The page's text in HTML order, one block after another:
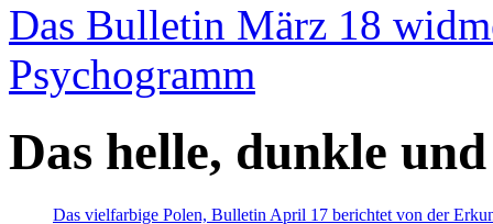
Das Bulletin März 18
Psychogramm
Das helle, dunkle
Das vielfarbige Polen, Bulletin April 17 berichtet von der